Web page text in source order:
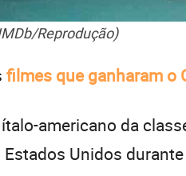
Reprodução)
filmes que ganharam o
americano da
Unidos